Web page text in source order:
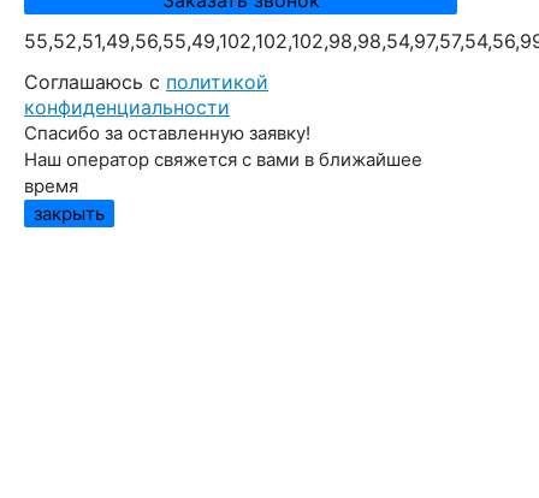
Cоглашаюсь с политикой
конфиденциальности
Спасибо за оставленную заявку!
Наш оператор свяжется с вами в ближайшее
время
закрыть